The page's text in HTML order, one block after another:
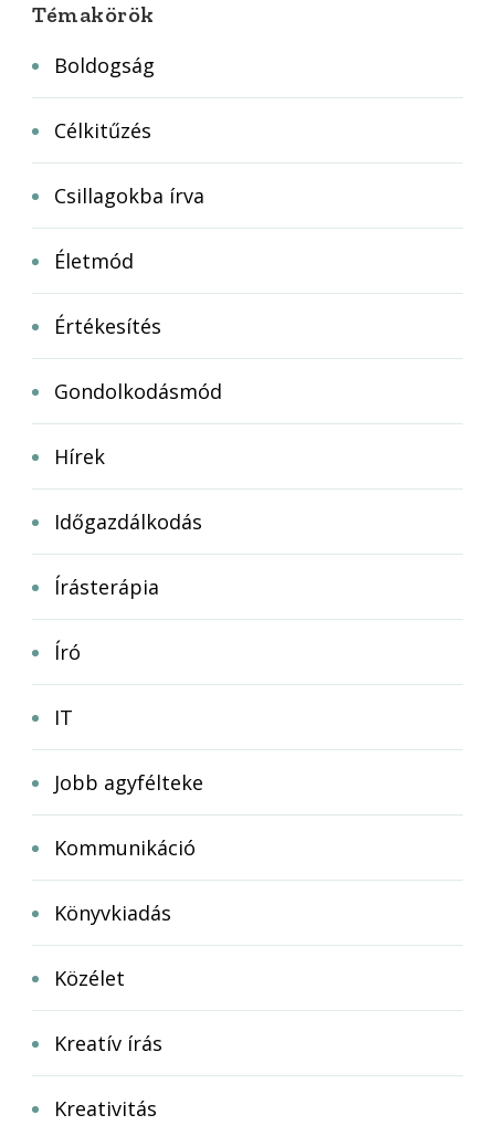
Témakörök
Boldogság
Célkitűzés
Csillagokba írva
Életmód
Értékesítés
Gondolkodásmód
Hírek
Időgazdálkodás
Írásterápia
Író
IT
Jobb agyfélteke
Kommunikáció
Könyvkiadás
Közélet
Kreatív írás
Kreativitás